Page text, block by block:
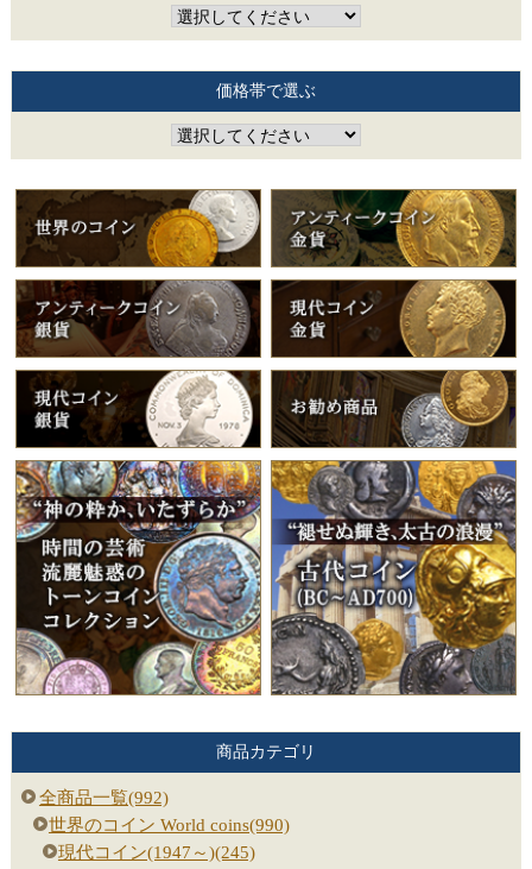
価格帯で選ぶ
商品カテゴリ
全商品一覧(992)
世界のコイン World coins(990)
現代コイン(1947～)(245)